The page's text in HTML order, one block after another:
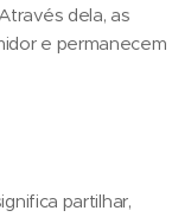
dela, as
e permanecem
partilhar,